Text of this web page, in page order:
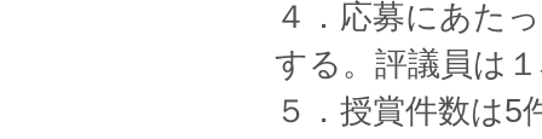
４．応募にあた
する。評議員は
５．授賞件数は5